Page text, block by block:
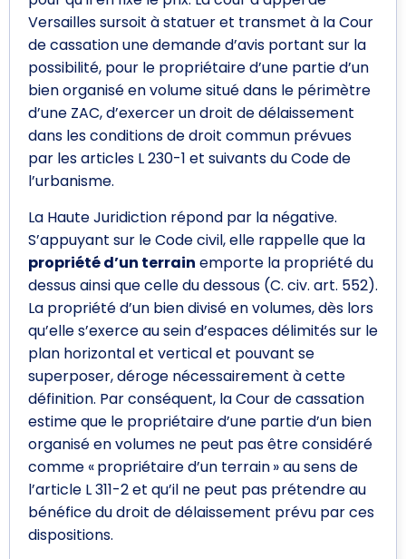
Versailles sursoit à statuer et transmet à la Cour
de cassation une demande d’avis portant sur la
possibilité, pour le propriétaire d’une partie d’un
bien organisé en volume situé dans le périmètre
d’une ZAC, d’exercer un droit de délaissement
dans les conditions de droit commun prévues
par les articles L 230-1 et suivants du Code de
l’urbanisme.
La Haute Juridiction répond par la négative.
S’appuyant sur le Code civil, elle rappelle que la
propriété d’un terrain emporte la propriété du
dessus ainsi que celle du dessous (C. civ. art. 552).
La propriété d’un bien divisé en volumes, dès lors
qu’elle s’exerce au sein d’espaces délimités sur le
plan horizontal et vertical et pouvant se
superposer, déroge nécessairement à cette
définition. Par conséquent, la Cour de cassation
estime que le propriétaire d’une partie d’un bien
organisé en volumes ne peut pas être considéré
comme « propriétaire d’un terrain » au sens de
l’article L 311-2 et qu’il ne peut pas prétendre au
bénéfice du droit de délaissement prévu par ces
dispositions.